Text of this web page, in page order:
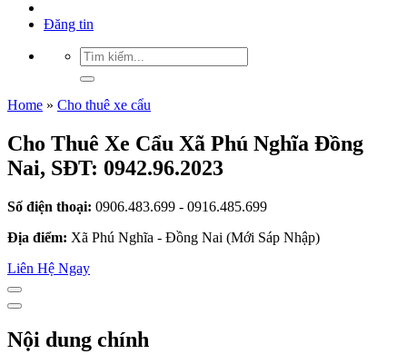
Đăng tin
Home » Cho thuê xe cẩu
Cho Thuê Xe Cẩu Xã Phú Nghĩa Đồng
Nai, SĐT: 0942.96.2023
Số điện thoại: 0906.483.699 - 0916.485.699
Địa điểm: Xã Phú Nghĩa - Đồng Nai (Mới Sáp Nhập)
Liên Hệ Ngay
Nội dung chính